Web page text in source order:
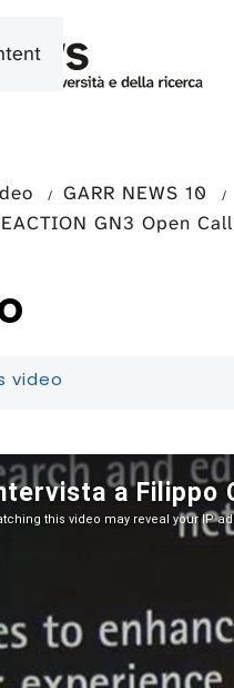
GARR NEWS 10
GN3 Open Call
video